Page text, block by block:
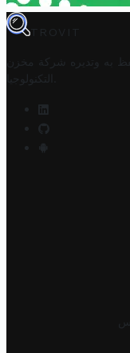
TROVIT
به وتديره
شركة مخزن
التكنولوجيا